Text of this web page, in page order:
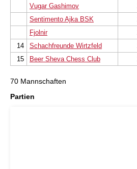
Vugar Gashimov
Sentimento Ajka BSK
Fjolnir
14
Schachfreunde Wirtzfeld
15
Beer Sheva Chess Club
70 Mannschaften
Partien